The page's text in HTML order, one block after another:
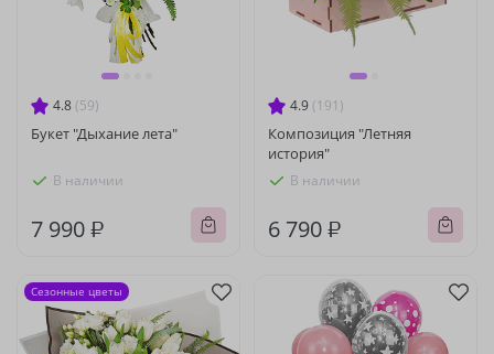
4.8 (59)
Букет "Дыхание лета"
В наличии
7 990 ₽
4.9 (191)
Композиция "Летняя
история"
В наличии
6 790 ₽
Сезонные цветы